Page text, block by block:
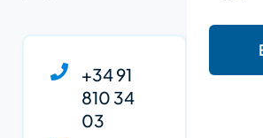
+34 91
810 34
03